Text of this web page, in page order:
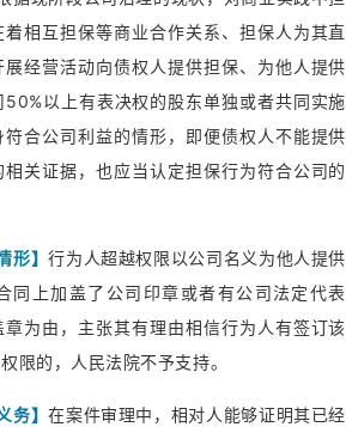
相互担保等商业合作关系、担保人为其直
经营活动向债权人提供担保、为他人提供
以上有表决权的股东单独或者共同实施
合公司利益的情形，即便债权人不能提供
关证据，也应当认定担保行为符合公司的
形】行为人超越权限以公司名义为他人提供
同上加盖了公司印章或者有公司法定代表
为由，主张其有理由相信行为人有签订该
限的，人民法院不予支持。
务】在案件审理中，相对人能够证明其已经